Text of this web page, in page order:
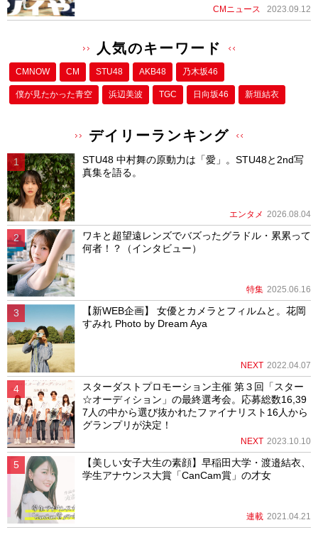
CMニュース 2023.09.12
人気のキーワード
CMNOW CM STU48 AKB48 乃木坂46
僕が⾒たかった⻘空 浜辺美波 TGC 日向坂46 新垣結衣
デイリーランキング
STU48 中村舞の原動力は「愛」。STU48と2nd写
真集を語る。
エンタメ 2026.08.04
ワキと超望遠レンズでバズったグラドル・累累って
何者！？（インタビュー）
特集 2025.06.16
【新WEB企画】 女優とカメラとフィルムと。花岡
すみれ Photo by Dream Aya
NEXT 2022.04.07
スターダストプロモーション主催 第３回「スター
☆オーディション」の最終選考会。応募総数16,39
7人の中から選び抜かれたファイナリスト16人から
グランプリが決定！
NEXT 2023.10.10
【美しい女子大生の素顔】早稲田大学・渡邉結衣、
学生アナウンス大賞「CanCam賞」の才女
連載 2021.04.21